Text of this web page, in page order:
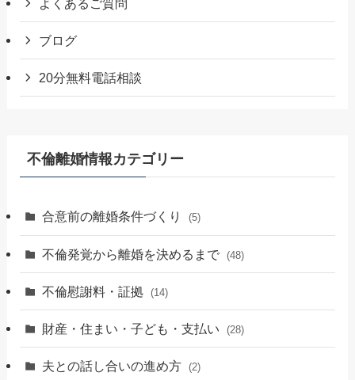
よくあるご質問
ブログ
20分無料電話相談
不倫離婚情報カテゴリー
合意前の離婚条件づくり (5)
不倫発覚から離婚を決めるまで (48)
不倫慰謝料・証拠 (14)
財産・住まい・子ども・支払い (28)
夫との話し合いの進め方 (2)